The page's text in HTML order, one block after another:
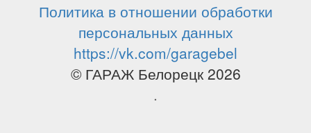
Политика в отношении обработки
персональных данных
https://vk.com/garagebel
© ГАРАЖ Белорецк 2026
.